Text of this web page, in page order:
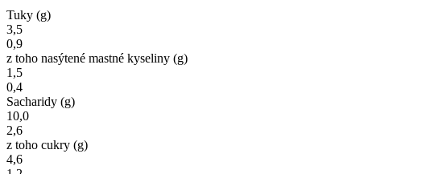
Tuky (g)
3,5
0,9
z toho nasýtené mastné kyseliny (g)
1,5
0,4
Sacharidy (g)
10,0
2,6
z toho cukry (g)
4,6